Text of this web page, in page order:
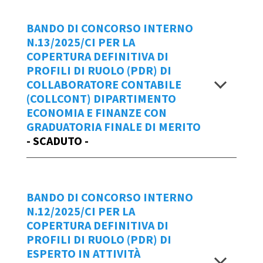
Data Emissione Bando
20/03/2025
BANDO 15_2025_CI - COLLTEC AASS
Allegato - COLLTEC AASS CI
Allegato sub 1 - COLLTEC AASS CI
Graduatoria finale di merito bando n.
15/2025/CI
14/2025/CI
Scadenza domande
entro le ore 18:00 di giovedì 10 aprile
2025
Per creare una
Manuale d'uso IOL
Data Emissione Bando
27/03/2025
BANDO DI CONCORSO INTERNO
N.13/2025/CI PER LA
COPERTURA DEFINITIVA DI
PROFILI DI RUOLO (PDR) DI
COLLABORATORE CONTABILE
(COLLCONT) DIPARTIMENTO
ECONOMIA E FINANZE CON
GRADUATORIA FINALE DI MERITO
- SCADUTO -
13/2025/CI
Scadenza domande
BANDO DI CONCORSO INTERNO
N.12/2025/CI PER LA
COPERTURA DEFINITIVA DI
PROFILI DI RUOLO (PDR) DI
ESPERTO IN ATTIVITÀ